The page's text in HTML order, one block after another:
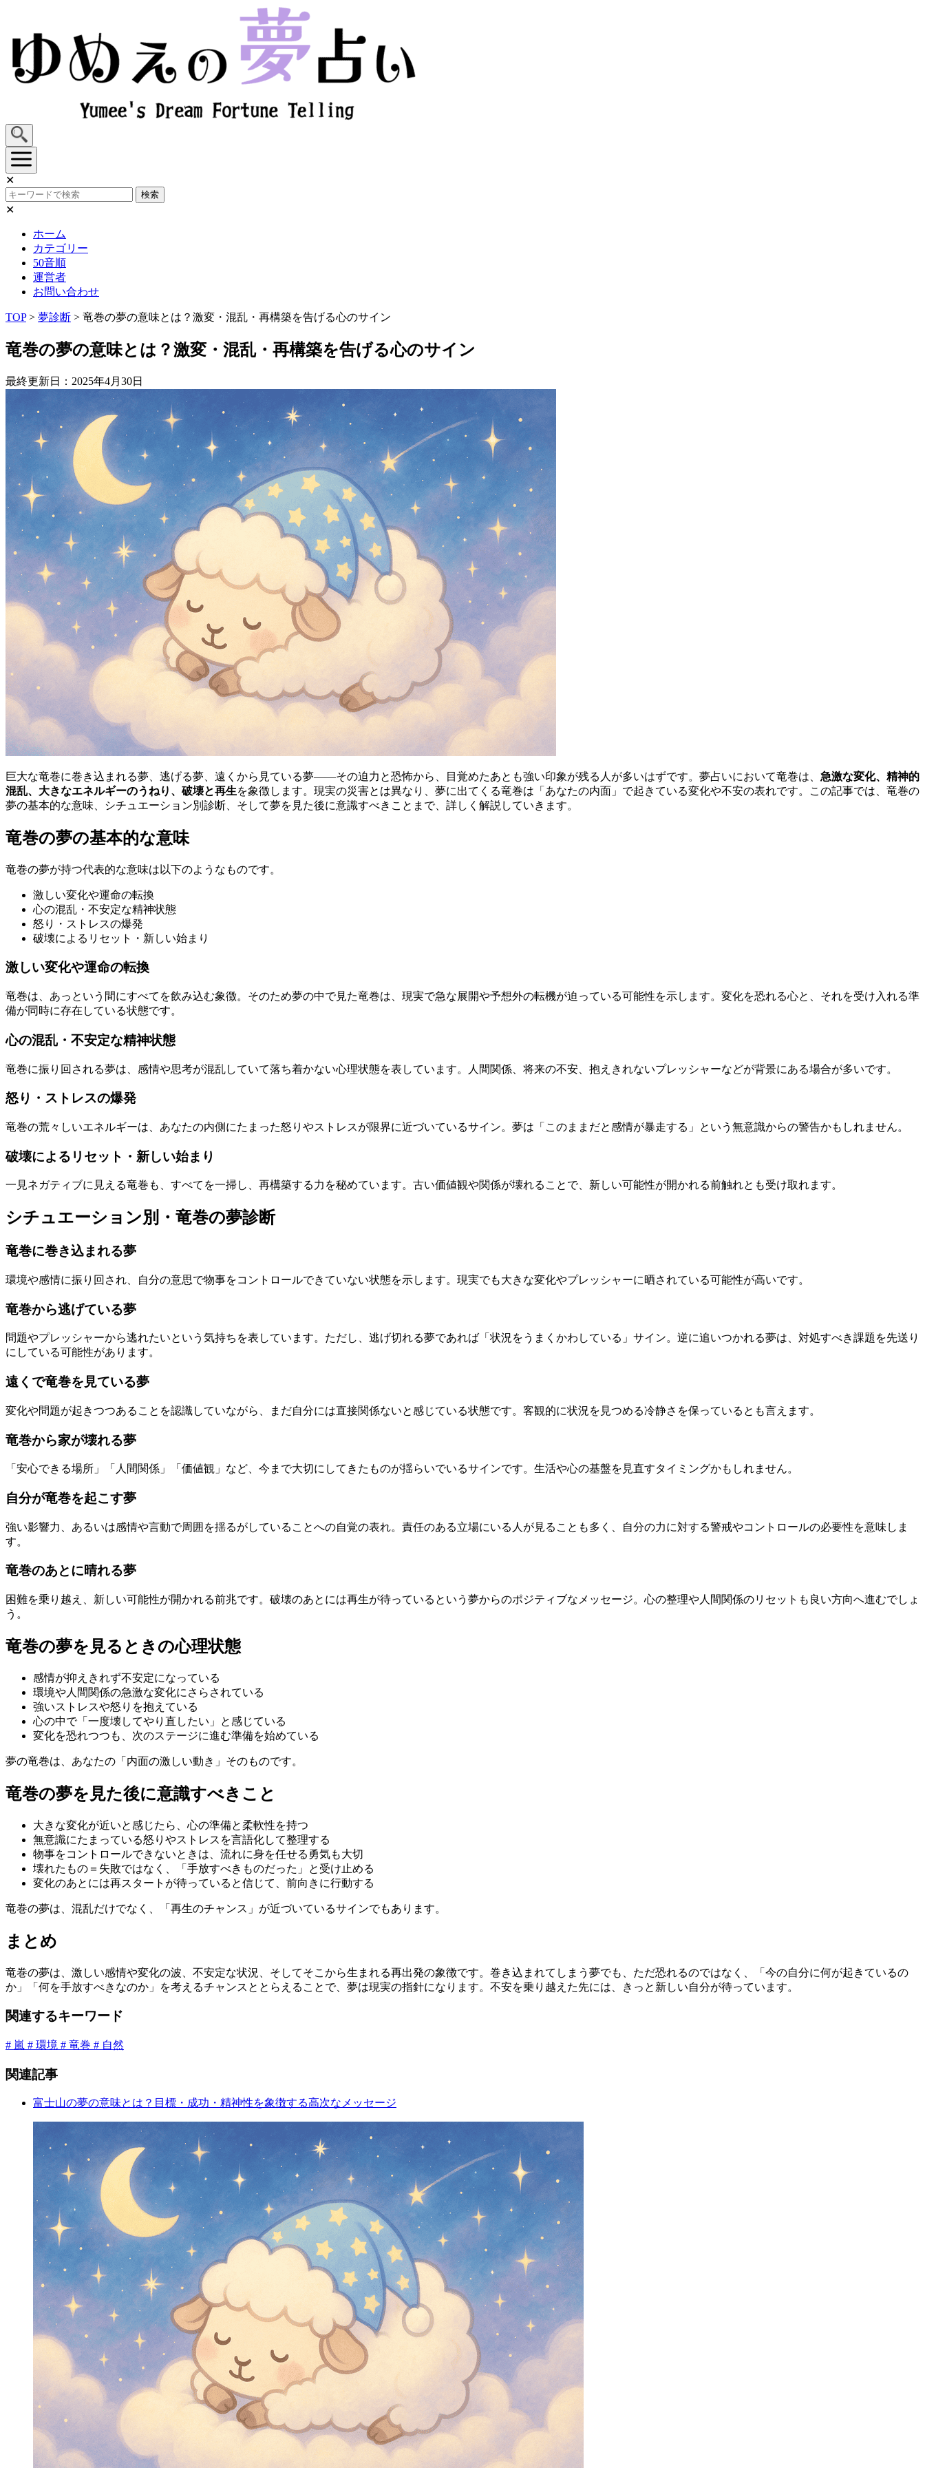
content
✕
検索
✕
ホーム
カテゴリー
50音順
運営者
お問い合わせ
TOP> 夢診断 > 竜巻の夢の意味とは？激変・混乱・再構築を告げる心のサイン
竜巻の夢の意味とは？激変・混乱・再構築を告げる心のサイン
最終更新日：2025年4月30日
巨大な竜巻に巻き込まれる夢、逃げる夢、遠くから見ている夢――その迫力と恐怖から、目覚めたあとも強い印象が残る人が多いはずです。夢占いにおいて竜巻は、 急激な変化、精神的
混乱、大きなエネルギーのうねり、破壊と再生を象徴します。現実の災害とは異なり、夢に出てくる竜巻は「あなたの内面」で起きている変化や不安の表れです。この記事では、竜巻の
夢の基本的な意味、シチュエーション別診断、そして夢を見た後に意識すべきことまで、詳しく解説していきます。
竜巻の夢の基本的な意味
竜巻の夢が持つ代表的な意味は以下のようなものです。
激しい変化や運命の転換
心の混乱・不安定な精神状態
怒り・ストレスの爆発
破壊によるリセット・新しい始まり
激しい変化や運命の転換
竜巻は、あっという間にすべてを飲み込む象徴。そのため夢の中で見た竜巻は、現実で急な展開や予想外の転機が迫っている可能性を示します。変化を恐れる心と、それを受け入れる準
備が同時に存在している状態です。
心の混乱・不安定な精神状態
竜巻に振り回される夢は、感情や思考が混乱していて落ち着かない心理状態を表しています。人間関係、将来の不安、抱えきれないプレッシャーなどが背景にある場合が多いです。
怒り・ストレスの爆発
竜巻の荒々しいエネルギーは、あなたの内側にたまった怒りやストレスが限界に近づいているサイン。夢は「このままだと感情が暴走する」という無意識からの警告かもしれません。
破壊によるリセット・新しい始まり
一見ネガティブに見える竜巻も、すべてを一掃し、再構築する力を秘めています。古い価値観や関係が壊れることで、新しい可能性が開かれる前触れとも受け取れます。
シチュエーション別・竜巻の夢診断
竜巻に巻き込まれる夢
環境や感情に振り回され、自分の意思で物事をコントロールできていない状態を示します。現実でも大きな変化やプレッシャーに晒されている可能性が高いです。
竜巻から逃げている夢
問題やプレッシャーから逃れたいという気持ちを表しています。ただし、逃げ切れる夢であれば「状況をうまくかわしている」サイン。逆に追いつかれる夢は、対処すべき課題を先送り
にしている可能性があります。
遠くで竜巻を見ている夢
変化や問題が起きつつあることを認識していながら、まだ自分には直接関係ないと感じている状態です。客観的に状況を見つめる冷静さを保っているとも言えます。
竜巻から家が壊れる夢
「安心できる場所」「人間関係」「価値観」など、今まで大切にしてきたものが揺らいでいるサインです。生活や心の基盤を見直すタイミングかもしれません。
自分が竜巻を起こす夢
強い影響力、あるいは感情や言動で周囲を揺るがしていることへの自覚の表れ。責任のある立場にいる人が見ることも多く、自分の力に対する警戒やコントロールの必要性を意味しま
す。
竜巻のあとに晴れる夢
困難を乗り越え、新しい可能性が開かれる前兆です。破壊のあとには再生が待っているという夢からのポジティブなメッセージ。心の整理や人間関係のリセットも良い方向へ進むでしょ
う。
竜巻の夢を見るときの心理状態
感情が抑えきれず不安定になっている
環境や人間関係の急激な変化にさらされている
強いストレスや怒りを抱えている
心の中で「一度壊してやり直したい」と感じている
変化を恐れつつも、次のステージに進む準備を始めている
夢の竜巻は、あなたの「内面の激しい動き」そのものです。
竜巻の夢を見た後に意識すべきこと
大きな変化が近いと感じたら、心の準備と柔軟性を持つ
無意識にたまっている怒りやストレスを言語化して整理する
物事をコントロールできないときは、流れに身を任せる勇気も大切
壊れたもの＝失敗ではなく、「手放すべきものだった」と受け止める
変化のあとには再スタートが待っていると信じて、前向きに行動する
竜巻の夢は、混乱だけでなく、「再生のチャンス」が近づいているサインでもあります。
まとめ
竜巻の夢は、激しい感情や変化の波、不安定な状況、そしてそこから生まれる再出発の象徴です。巻き込まれてしまう夢でも、ただ恐れるのではなく、「今の自分に何が起きているの
か」「何を手放すべきなのか」を考えるチャンスととらえることで、夢は現実の指針になります。不安を乗り越えた先には、きっと新しい自分が待っています。
関連するキーワード
# 嵐 # 環境 # 竜巻 # 自然
関連記事
富士山の夢の意味とは？目標・成功・精神性を象徴する高次なメッセージ